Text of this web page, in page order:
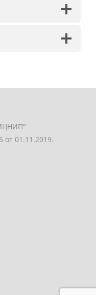
от 01.11.2019.